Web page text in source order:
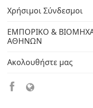
Χρήσιμοι Σύνδεσμοι
ΕΜΠΟΡΙΚΟ &
ΑΘΗΝΩΝ
Ακολουθήστε μας